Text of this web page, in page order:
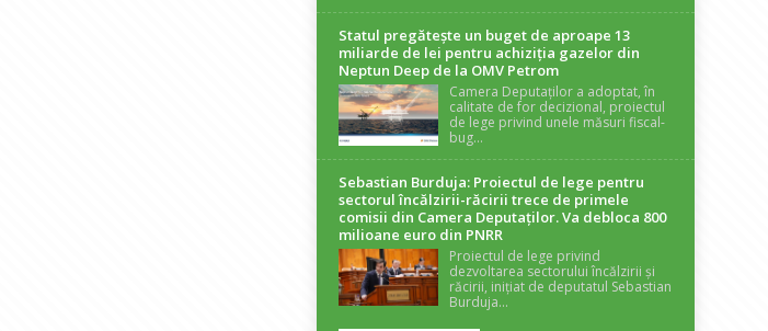
Statul pregătește un buget de aproape 13
miliarde de lei pentru achiziția gazelor din
Neptun Deep de la OMV Petrom
Camera Deputaților a adoptat, în
calitate de for decizional, proiectul
de lege privind unele măsuri fiscal-
bug...
Sebastian Burduja: Proiectul de lege pentru
sectorul încălzirii-răcirii trece de primele
comisii din Camera Deputaților. Va debloca 800
milioane euro din PNRR
Proiectul de lege privind
dezvoltarea sectorului încălzirii și
răcirii, inițiat de deputatul Sebastian
Burduja...